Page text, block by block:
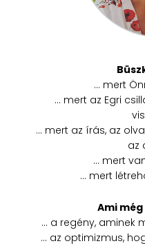
… mert
… mert az Egri
… mert az írás, az
az
… mert
… mert
Ami
… a regény, aminek
… az optimizmus,